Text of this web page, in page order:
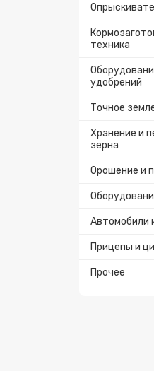
техника
удобрений
Точное
Хранение и
зерна
Орошение и
Автомобили
Прицепы и
Прочее